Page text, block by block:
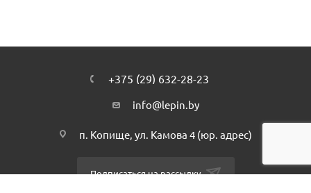
+375 (29) 632-28-23
info@lepin.by
п. Копище, ул. Камова 4 (юр. адрес)
Подписаться на рассылку